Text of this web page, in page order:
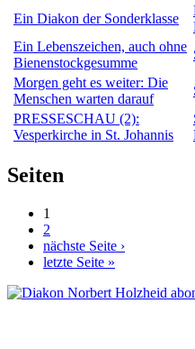
Ein Diakon der Sonderklasse
Ein Lebenszeichen, auch ohne
Bienenstockgesumme
Morgen geht es weiter: Die
Menschen warten darauf
PRESSESCHAU (2):
Vesperkirche in St. Johannis
Seiten
1
2
nächste Seite ›
letzte Seite »